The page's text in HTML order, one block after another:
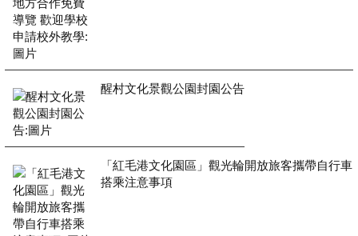
醒村文化景觀公園封園公告
「紅毛港文化園區」觀光輪開放旅客攜帶自行車
搭乘注意事項